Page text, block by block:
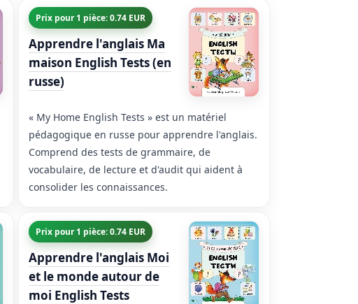
Prix pour 1 pièce: 0.74 EUR
Apprendre l'anglais Ma
maison English Tests (en
russe)
« My Home English Tests » est un matériel
pédagogique en russe pour apprendre l'anglais.
Comprend des tests de grammaire, de
vocabulaire, de lecture et d'audit qui aident à
consolider les connaissances.
Prix pour 1 pièce: 0.74 EUR
Apprendre l'anglais Moi
et le monde autour de
moi English Tests